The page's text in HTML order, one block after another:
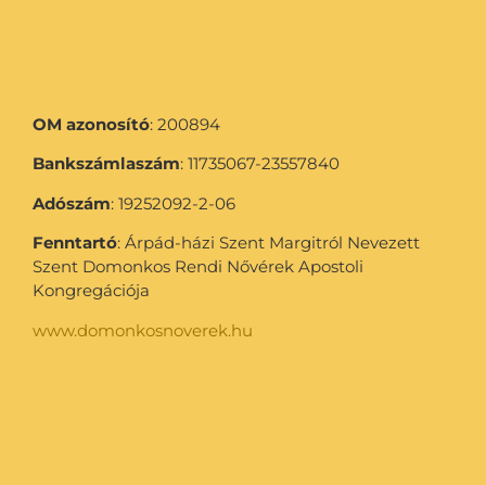
OM azonosító: 200894
Bankszámlaszám: 11735067-23557840
Adószám: 19252092-2-06
Fenntartó: Árpád-házi Szent Margitról Nevezett
Szent Domonkos Rendi Nővérek Apostoli
Kongregációja
www.domonkosnoverek.hu